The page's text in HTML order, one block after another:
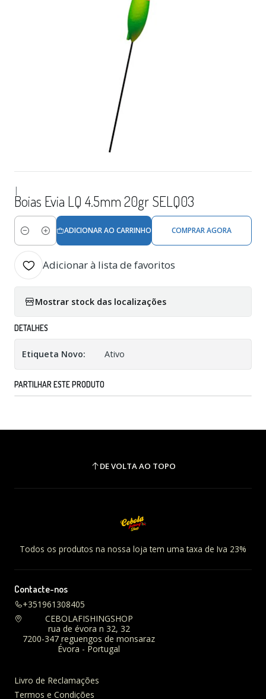
|
Boias Evia LQ 4.5mm 20gr SELQ03
Quantidade
ADICIONAR AO CARRINHO COMPRAR AGORA
Adicionar à lista de favoritos
Mostrar stock das localizações
DETALHES
Etiqueta Novo: Ativo
PARTILHAR ESTE PRODUTO
DE VOLTA AO TOPO
Todos os produtos na nossa loja tem uma taxa de Iva 23%
Contacte-nos
+351961308405
CEBOLAFISHINGSHOP
rua de évora n 32, 32
7200-347 reguengos de monsaraz
Évora - Portugal
Livro de Reclamações
Termos e Condições